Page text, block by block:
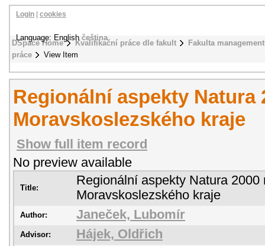
DSpace Home Kvalifikační práce dle fakult
Fakulta
práce
View Item
Login cookies
Language: Englishčeština
Regionální aspekty Natura
Moravskoslezského kraje
Show full item record
No preview available
Title:
Regionální aspekty Natura 2000
Moravskoslezského kraje
Author: Janeček, Lubomír
Advisor: Hájek, Oldřich